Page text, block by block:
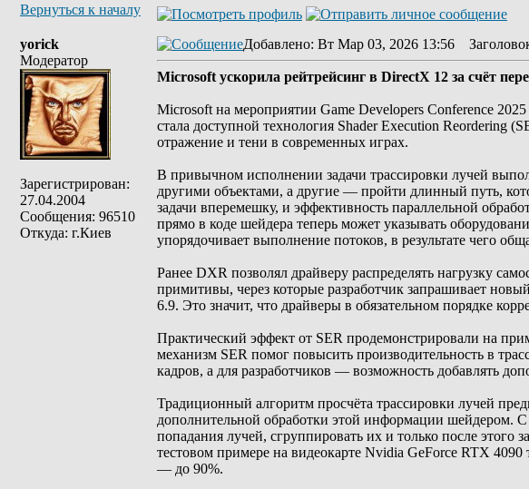
Вернуться к началу
yorick
Модератор
Зарегистрирован:
27.04.2004
Сообщения: 96510
Откуда: г.Киев
Добавлено: Вт Мар 03, 2026 13:56
Microsoft ускорила рейтрейсинг в DirectX 12 за счёт
Microsoft на мероприятии Game Developers Conference
стала доступной технология Shader Execution Reordering
отражение и тени в современных играх.
В привычном исполнении задачи трассировки лучей
другими объектами, а другие — пройти длинный путь,
задачи вперемешку, и эффективность параллельной
прямо в коде шейдера теперь может указывать
упорядочивает выполнение потоков, в результате чего
Ранее DXR позволял драйверу распределять нагрузку
примитивы, через которые разработчик запрашивает
6.9. Это значит, что драйверы в обязательном порядке
Практический эффект от SER продемонстрировали на
механизм SER помог повысить производительность в
кадров, а для разработчиков — возможность добавлять
Традиционный алгоритм просчёта трассировки лучей
дополнительной обработки этой информации шейдером. С
попадания лучей, сгруппировать их и только после этого
тестовом примере на видеокарте Nvidia GeForce RTX
— до 90%.